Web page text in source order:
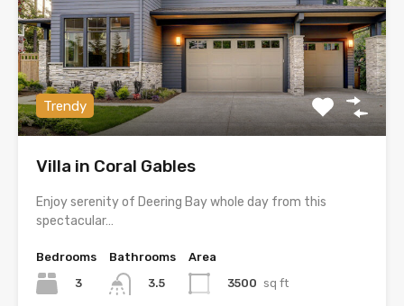
Trendy
Villa in Coral Gables
Enjoy serenity of Deering Bay whole day from this
spectacular…
Bedrooms
3
Bathrooms
3.5
Area
3500 sq ft